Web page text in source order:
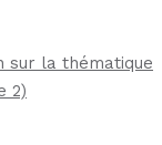
sur la thématique
2)